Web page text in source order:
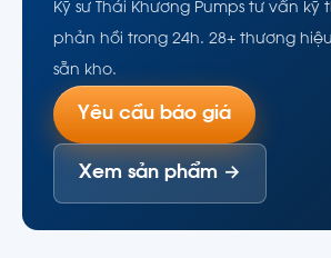
Kỹ sư Thái Khương Pumps tư vấn kỹ
phản hồi trong 24h. 28+ thương
sẵn kho.
Yêu cầu báo giá
Xem sản phẩm →